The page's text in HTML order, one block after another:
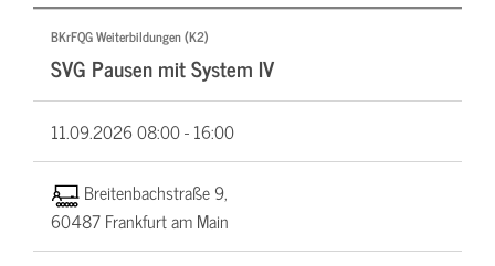
BKrFQG Weiterbildungen (K2)
SVG Pausen mit System IV
11.09.202608:00 - 16:00
Breitenbachstraße 9,
60487 Frankfurt am Main